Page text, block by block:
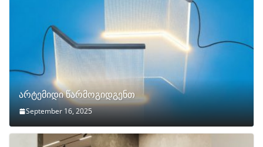
არტემიდი წარმოგიდგენთ
September 16, 2025